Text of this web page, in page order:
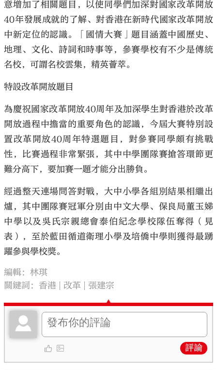
意增加了相關題目，以使同學們加深對國家改革開放
40年發展成就的了解、對香港在新時代國家改革開放
中新定位的認識。「國情大賽」題目涵蓋中國歷史、
地理、文化、詩詞和時事等，參賽學校有不少是傳統
名校，可謂名校雲集，精英薈萃。
特設改革開放題目
為慶祝國家改革開放40周年及加深學生對香港於改革
開放過程中擔當的重要角色的認識，今屆大賽特別設
置改革開放40周年特選題目，對參賽同學頗有挑戰
性，比賽過程非常緊張，其中中學團隊賽搶答環節更
難分高下，要加賽一題才能分出勝負。
經過整天連場問答對戰，大中小學各組別結果相繼出
爐，其中團隊賽冠軍分別由中文大學、保良局董玉娣
中學以及吳氏宗親總會泰伯紀念學校隊伍奪得（見
表），至於藍田循道衛理小學及培僑中學則獲得最踴
躍參與學校獎。
編輯：林琪
關鍵詞： 香港 改革 張建宗
評論